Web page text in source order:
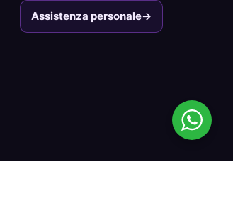
Assistenza personale→